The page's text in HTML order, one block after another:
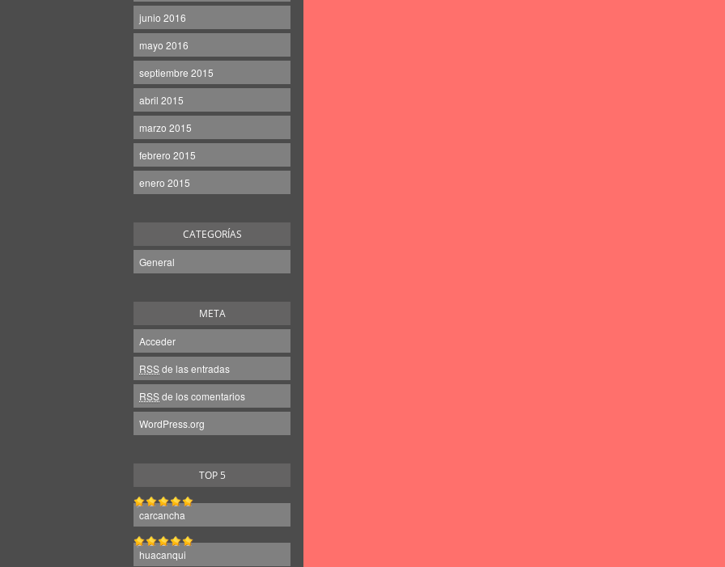
junio 2016
mayo 2016
septiembre 2015
abril 2015
marzo 2015
febrero 2015
enero 2015
CATEGORÍAS
General
META
Acceder
RSSde las entradas
RSSde los comentarios
WordPress.org
TOP 5
carcancha
huacanqui